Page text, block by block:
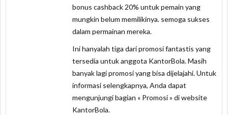
bonus cashback 20% untuk pemain yang
mungkin belum memilikinya. semoga sukses
dalam permainan mereka.
Ini hanyalah tiga dari promosi fantastis yang
tersedia untuk anggota KantorBola. Masih
banyak lagi promosi yang bisa dijelajahi. Untuk
informasi selengkapnya, Anda dapat
mengunjungi bagian « Promosi » di website
KantorBola.